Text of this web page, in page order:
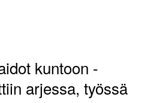
kuntoon -
arjessa, työssä